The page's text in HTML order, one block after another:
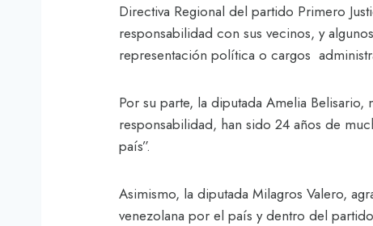
Directiva Regional del partido Primero
responsabilidad con sus vecinos, y
representación política o cargos
Por su parte, la diputada Amelia
responsabilidad, han sido 24 años de
país”.
Asimismo, la diputada Milagros Valero,
venezolana por el país y dentro del